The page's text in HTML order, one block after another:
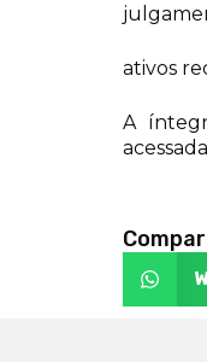
ativos
A
acessada